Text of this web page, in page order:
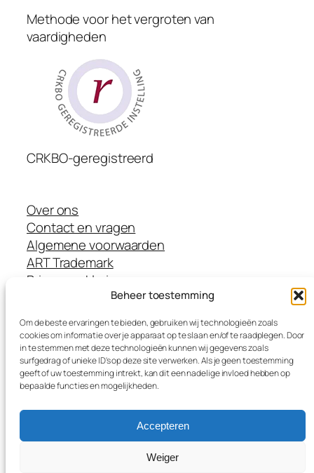
Beheer toestemming
Om de beste ervaringen te bieden, gebruiken wij technologieën zoals
cookies om informatie over je apparaat op te slaan en/of te raadplegen. Door
in te stemmen met deze technologieën kunnen wij gegevens zoals
surfgedrag of unieke ID's op deze site verwerken. Als je geen toestemming
geeft of uw toestemming intrekt, kan dit een nadelige invloed hebben op
bepaalde functies en mogelijkheden.
Accepteren
Weiger
Methode voor het vergroten van
vaardigheden
CRKBO-geregistreerd
Over ons
Contact en vragen
Algemene voorwaarden
ART Trademark
Privacyverklaring
Cookieverklaring
Methoden
Opleidingen
Leermiddelen
Trainers
shift-ict.com